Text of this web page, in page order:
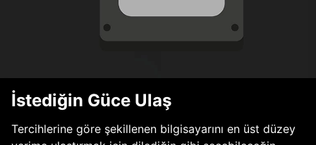
İstediğin Güce Ulaş
Tercihlerine göre şekillenen bilgisayarını en üst düzey